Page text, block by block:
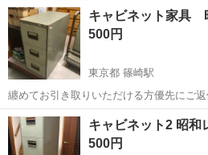
大阪 東大阪市 新石切駅 キッ
キャビネット家具
500円
東京都 篠崎駅
纏めてお引き取りいただける方優先にご返
奥行き62 幅35 高さ74
東京 江戸川区 篠崎駅 収納家具
キャビネット2 昭
500円